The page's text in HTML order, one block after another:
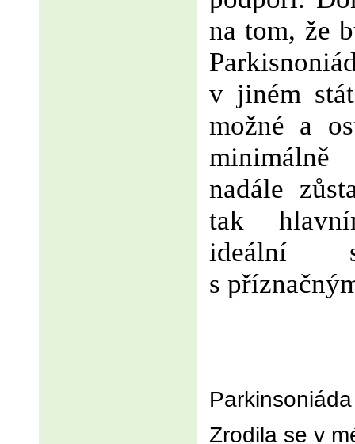
na tom, že
v jiném
možné a
nadále
tak
ideální
s
Parkinsoniáda
Zrodila se v